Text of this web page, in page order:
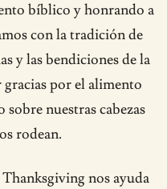
bíblico y honrando a
con la tradición de
y las bendiciones de la
por el alimento
sobre nuestras cabezas
rodean.
nos ayuda